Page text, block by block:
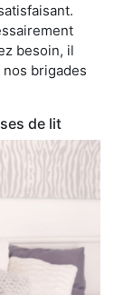
besoin, il
brigades
de lit